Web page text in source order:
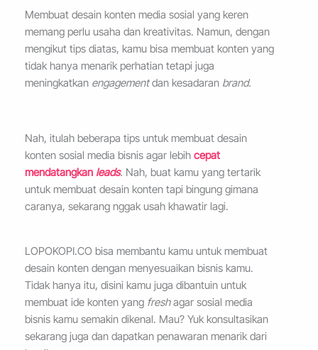
Membuat desain konten media sosial yang keren
memang perlu usaha dan kreativitas. Namun, dengan
mengikut tips diatas, kamu bisa membuat konten yang
tidak hanya menarik perhatian tetapi juga
meningkatkan engagementdan kesadaran brand.
Nah, itulah beberapa tips untuk membuat desain
konten sosial media bisnis agar lebihcepat
mendatangkanleads. Nah, buat kamu yang tertarik
untuk membuat desain konten tapi bingung gimana
caranya, sekarang nggak usah khawatir lagi.
LOPOKOPI.CO bisa membantu kamu untuk membuat
desain konten dengan menyesuaikan bisnis kamu.
Tidak hanya itu, disini kamu juga dibantuin untuk
membuat ide konten yang freshagar sosial media
bisnis kamu semakin dikenal. Mau? Yuk konsultasikan
sekarang juga dan dapatkan penawaran menarik dari